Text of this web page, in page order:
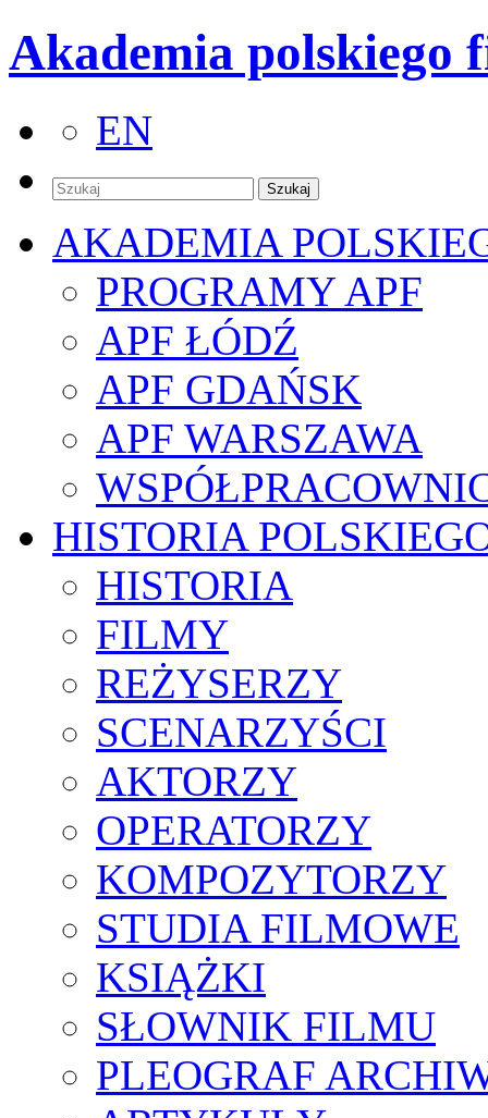
Akademia polskiego
EN
AKADEMIA
PROGRAMY APF
APF ŁÓDŹ
APF GDAŃSK
APF WARSZAWA
HISTORIA
HISTORIA
FILMY
REŻYSERZY
SCENARZYŚCI
AKTORZY
OPERATORZY
KOMPOZYTORZY
STUDIA FILMOWE
KSIĄŻKI
SŁOWNIK FILMU
PLEOGRAF